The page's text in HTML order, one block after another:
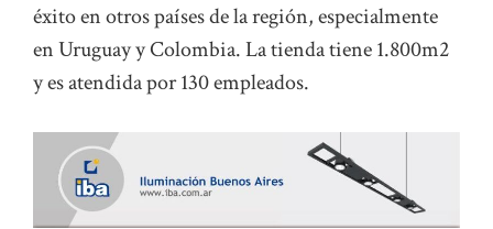
éxito en otros países de la región, especialmente
en Uruguay y Colombia. La tienda tiene 1.800m2
y es atendida por 130 empleados.